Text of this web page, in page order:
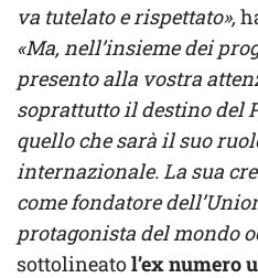
va tutelato e rispettato»,
«Ma, nell’insieme dei
presento alla vostra
soprattutto il destino del
quello che sarà il suo
internazionale. La sua
come fondatore
protagonista del mondo
sottolineatol’ex numero